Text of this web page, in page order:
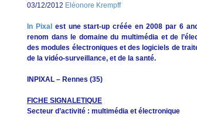
03/12/2012 Eléonore Krempff
In Pixal est une start-up créée en 2008 par 6
renom dans le domaine du multimédia et de
des modules électroniques et des logiciels de
de la vidéo-surveillance, et de la santé.
INPIXAL – Rennes (35)
FICHE SIGNALETIQUE
Secteur d’activité : multimédia et électronique